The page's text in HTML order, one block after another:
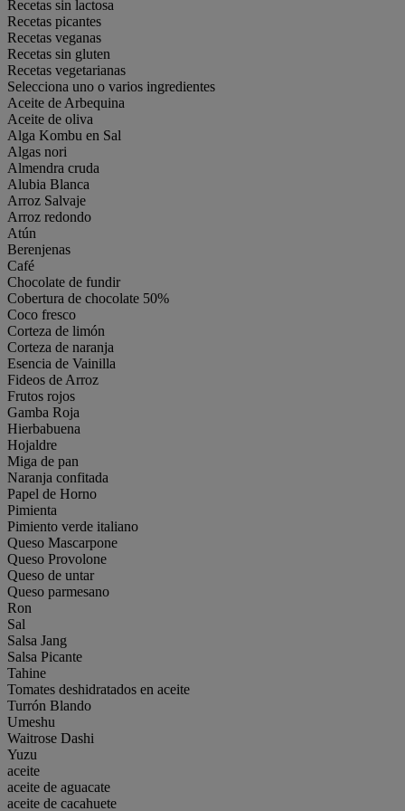
Recetas sin lactosa
Recetas picantes
Recetas veganas
Recetas sin gluten
Recetas vegetarianas
Selecciona uno o varios ingredientes
Aceite de Arbequina
Aceite de oliva
Alga Kombu en Sal
Algas nori
Almendra cruda
Alubia Blanca
Arroz Salvaje
Arroz redondo
Atún
Berenjenas
Café
Chocolate de fundir
Cobertura de chocolate 50%
Coco fresco
Corteza de limón
Corteza de naranja
Esencia de Vainilla
Fideos de Arroz
Frutos rojos
Gamba Roja
Hierbabuena
Hojaldre
Miga de pan
Naranja confitada
Papel de Horno
Pimienta
Pimiento verde italiano
Queso Mascarpone
Queso Provolone
Queso de untar
Queso parmesano
Ron
Sal
Salsa Jang
Salsa Picante
Tahine
Tomates deshidratados en aceite
Turrón Blando
Umeshu
Waitrose Dashi
Yuzu
aceite
aceite de aguacate
aceite de cacahuete